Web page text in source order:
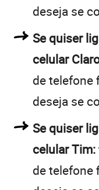
deseja se
Se quiser
celular
de telefone
deseja se
Se quiser
celular Tim:
de telefone